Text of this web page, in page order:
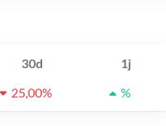
30d
1j
25,00% %